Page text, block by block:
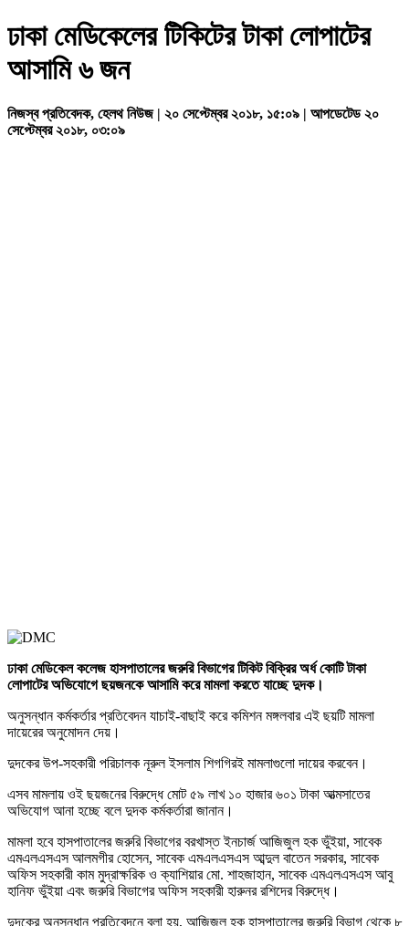
ঢাকা মেডিকেলের টিকিটের টাকা লোপাটের
আসামি ৬ জন
নিজস্ব প্রতিবেদক, হেলথ নিউজ | ২০ সেপ্টেম্বর ২০১৮, ১৫:০৯ | আপডেটেড ২০
সেপ্টেম্বর ২০১৮, ০৩:০৯
ঢাকা মেডিকেল কলেজ হাসপাতালের জরুরি বিভাগের টিকিট বিক্রির অর্ধ কোটি টাকা
লোপাটের অভিযোগে ছয়জনকে আসামি করে মামলা করতে যাচ্ছে দুদক।
অনুসন্ধান কর্মকর্তার প্রতিবেদন যাচাই-বাছাই করে কমিশন মঙ্গলবার এই ছয়টি মামলা
দায়েরের অনুমোদন দেয়।
দুদকের উপ-সহকারী পরিচালক নূরুল ইসলাম শিগগিরই মামলাগুলো দায়ের করবেন।
এসব মামলায় ওই ছয়জনের বিরুদ্ধে মোট ৫৯ লাখ ১০ হাজার ৬০১ টাকা আত্মসাতের
অভিযোগ আনা হচ্ছে বলে দুদক কর্মকর্তারা জানান।
মামলা হবে হাসপাতালের জরুরি বিভাগের বরখাস্ত ইনচার্জ আজিজুল হক ভুঁইয়া, সাবেক
এমএলএসএস আলমগীর হোসেন, সাবেক এমএলএসএস আব্দুল বাতেন সরকার, সাবেক
অফিস সহকারী কাম মুদ্রাক্ষরিক ও ক্যাশিয়ার মো. শাহজাহান, সাবেক এমএলএসএস আবু
হানিফ ভুঁইয়া এবং জরুরি বিভাগের অফিস সহকারী হারুনর রশিদের বিরুদ্ধে।
দুদকের অনুসন্ধান প্রতিবেদনে বলা হয়, আজিজুল হক হাসপাতালের জরুরি বিভাগ থেকে ৮